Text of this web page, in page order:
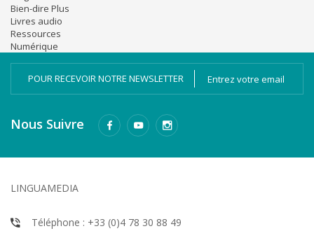
Bien-dire Plus
Livres audio
Ressources
Numérique
POUR RECEVOIR NOTRE NEWSLETTER
Nous Suivre
LINGUAMEDIA
Téléphone : +33 (0)4 78 30 88 49